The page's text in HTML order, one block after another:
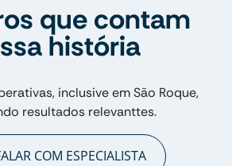
que contam
história
inclusive em São Roque,
resultados relevanttes.
COM ESPECIALISTA